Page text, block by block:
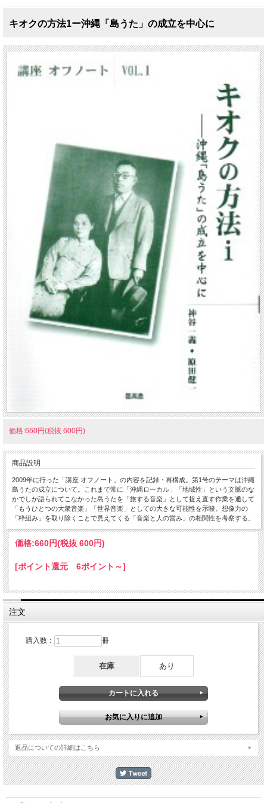
キオクの方法1ー沖縄「島うた」の成立を中心に
価格:660円(税抜 600円)
商品説明
2009年に行った「講座 オフノート」の内容を記録・再構成。第1号のテーマは沖縄
島うたの成立について。これまで常に「沖縄ローカル」「地域性」という文脈のな
かでしか語られてこなかった島うたを「旅する音楽」として捉え直す作業を通して
「もうひとつの大衆音楽」「世界音楽」としての大きな可能性を示唆。想像力の
「枠組み」を取り除くことで見えてくる「音楽と人の営み」の相関性を考察する。
価格:660円(税抜 600円)
[ポイント還元 6ポイント～]
注文
購入数： 冊
在庫 あり
返品についての詳細はこちら